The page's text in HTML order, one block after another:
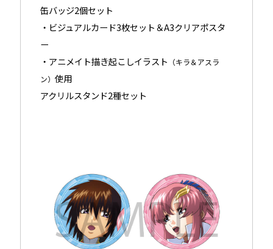
缶バッジ2個セット
・ビジュアルカード3枚セット＆A3クリアポスタ
ー
・アニメイト描き起こしイラスト （キラ＆アスラ
ン）使用
アクリルスタンド2種セット